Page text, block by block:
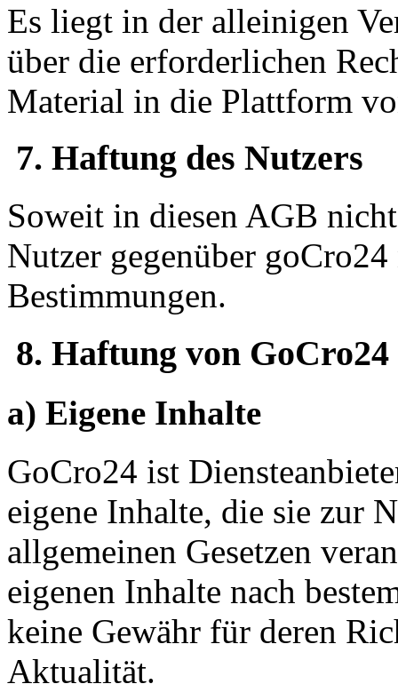
Es liegt in der alleinigen
über die erforderlichen
Material in die Plattform
7. Haftung des Nutzers
Soweit in diesen AGB
Nutzer gegenüber
Bestimmungen.
8. Haftung von GoCro24
a) Eigene Inhalte
GoCro24 ist
eigene Inhalte, die sie zur
allgemeinen Gesetzen
eigenen Inhalte nach
keine Gewähr für deren
Aktualität.